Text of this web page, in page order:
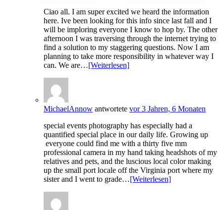
Ciao all. I am super excited we heard the information
here. Ive been looking for this info since last fall and I
will be imploring everyone I know to hop by. The other
afternoon I was traversing through the internet trying to
find a solution to my staggering questions. Now I am
planning to take more responsibility in whatever way I
can. We are…[Weiterlesen]
MichaelAnnow antwortete vor 3 Jahren, 6 Monaten
special events photography has especially had a
quantified special place in our daily life. Growing up
everyone could find me with a thirty five mm
professional camera in my hand taking headshots of my
relatives and pets, and the luscious local color making
up the small port locale off the Virginia port where my
sister and I went to grade…[Weiterlesen]